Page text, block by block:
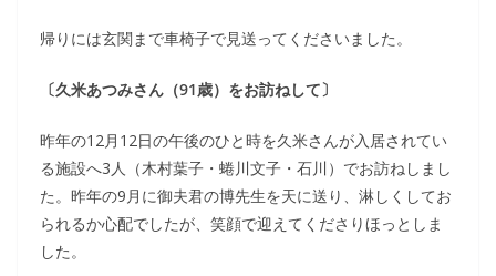
帰りには玄関まで車椅子で見送ってくださいました。
〔久米あつみさん（91歳）をお訪ねして〕
昨年の12月12日の午後のひと時を久米さんが入居されてい
る施設へ3人（木村葉子・蜷川文子・石川）でお訪ねしまし
た。昨年の9月に御夫君の博先生を天に送り、淋しくしてお
られるか心配でしたが、笑顔で迎えてくださりほっとしま
した。